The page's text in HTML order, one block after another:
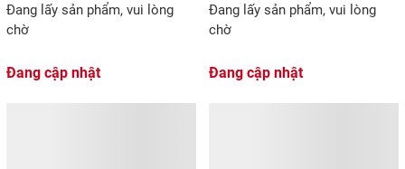
Đang lấy sản phẩm, vui lòng
chờ
Đang cập nhật
Đang lấy sản phẩm, vui lòng
chờ
Đang cập nhật